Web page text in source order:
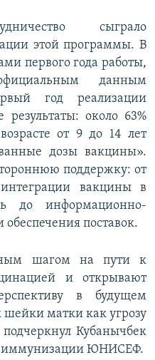
сыграло
этой программы. В
первого года работы,
данным
год реализации
результаты: около 63%
от 9 до 14 лет
дозы вакцины».
поддержку: от
вакцины в
до информационно-
обеспечения поставок.
шагом на пути к
и открывают
в будущем
шейки матки как угрозу
Кубанычбек
иммунизации ЮНИСЕФ.